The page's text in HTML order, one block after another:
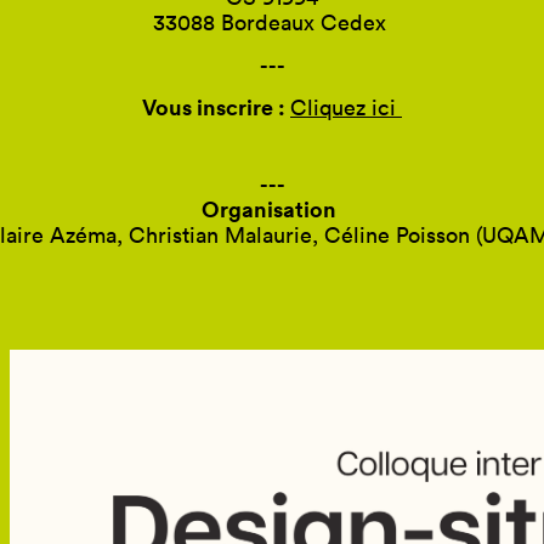
33088 Bordeaux Cedex
---
Vous inscrire : Cliquez ici
---
Organisation
Azéma, Christian Malaurie, Céline Poisson